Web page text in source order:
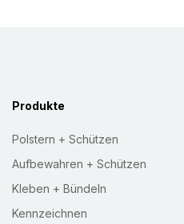
Produkte
Polstern + Schützen
Aufbewahren + Schützen
Kleben + Bündeln
Kennzeichnen